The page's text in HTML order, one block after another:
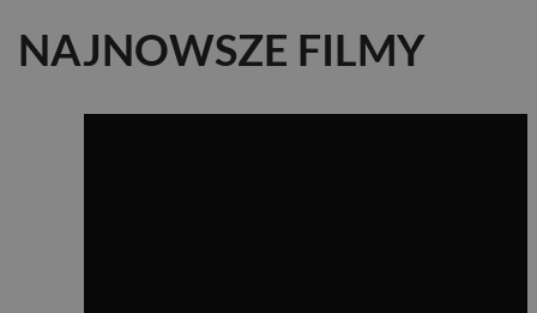
NAJNOWSZE FILMY